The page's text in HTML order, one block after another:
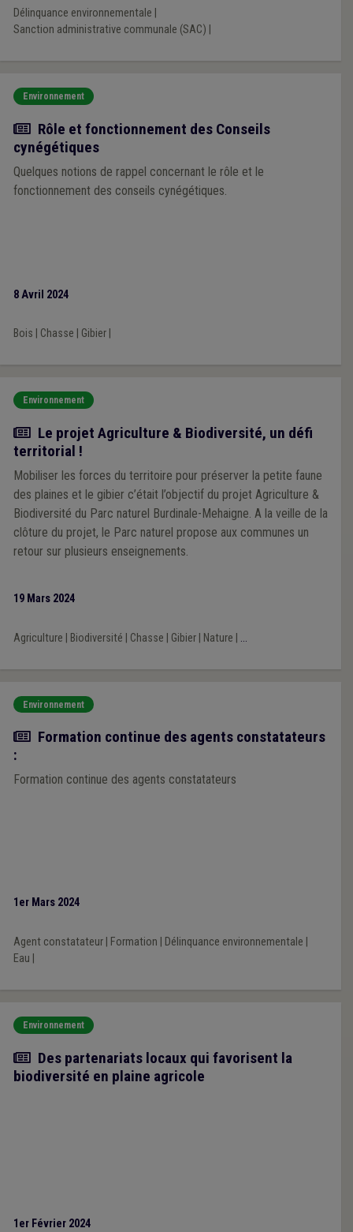
Délinquance environnementale
Sanction administrative communale (SAC)
Environnement
Actualité
Rôle et fonctionnement des Conseils
cynégétiques
Quelques notions de rappel concernant le rôle et le
fonctionnement des conseils cynégétiques.
8 Avril 2024
Bois Chasse Gibier|
Environnement
Article
Le projet Agriculture & Biodiversité, un défi
territorial !
Mobiliser les forces du territoire pour préserver la petite faune
des plaines et le gibier c’était l’objectif du projet Agriculture &
Biodiversité du Parc naturel Burdinale-Mehaigne. A la veille de la
clôture du projet, le Parc naturel propose aux communes un
retour sur plusieurs enseignements.
19 Mars 2024
Agriculture Biodiversité Chasse Gibier| Nature ...
Environnement
Actualité
Formation continue des agents constatateurs
:
Formation continue des agents constatateurs
1er Mars 2024
Agent constatateur| Formation Délinquance environnementale
Eau
Environnement
Article
Des partenariats locaux qui favorisent la
biodiversité en plaine agricole
1er Février 2024